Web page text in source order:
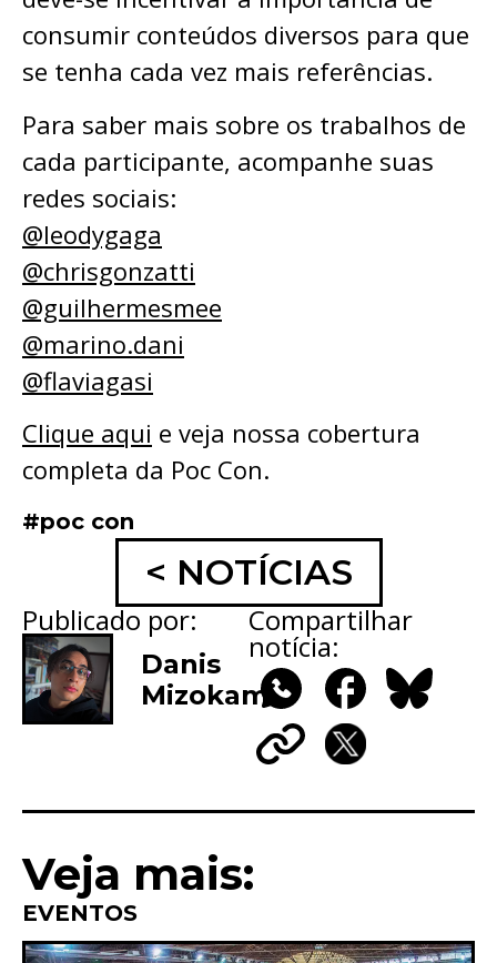
consumir conteúdos diversos para que
se tenha cada vez mais referências.
Para saber mais sobre os trabalhos de
cada participante, acompanhe suas
redes sociais:
@‌leodygaga
@‌chrisgonzatti
@‌guilhermesmee
@‌marino.dani
@‌flaviagasi
Clique aqui e veja nossa cobertura
completa da Poc Con.
#poc con
< NOTÍCIAS
Publicado por:
Danis
Mizokami
Compartilhar
notícia:
WhatsAppFacebook
Veja mais:
EVENTOS